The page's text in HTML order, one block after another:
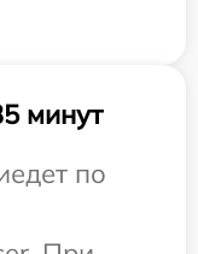
минут
по